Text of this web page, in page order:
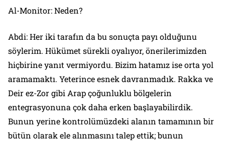
Al-Monitor: Neden?
Abdi: Her iki tarafın da bu sonuçta payı olduğunu
söylerim. Hükümet sürekli oyalıyor, önerilerimizden
hiçbirine yanıt vermiyordu. Bizim hatamız ise orta yol
aramamaktı. Yeterince esnek davranmadık. Rakka ve
Deir ez-Zor gibi Arap çoğunluklu bölgelerin
entegrasyonuna çok daha erken başlayabilirdik.
Bunun yerine kontrolümüzdeki alanın tamamının bir
bütün olarak ele alınmasını talep ettik; bunun